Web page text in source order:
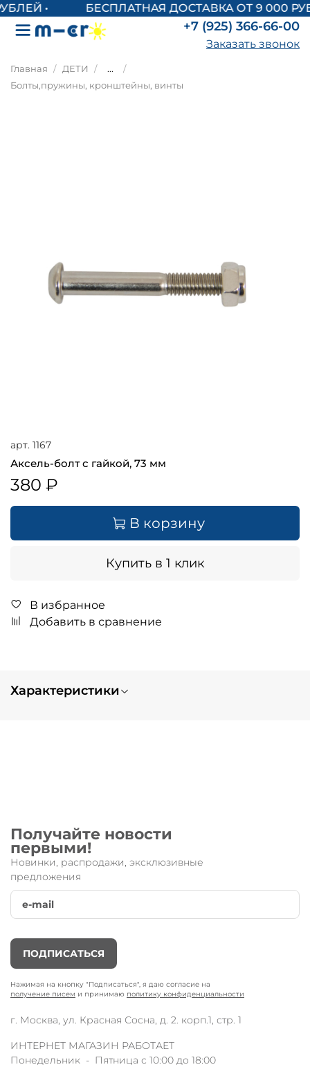
БЕСПЛАТНАЯ ДОСТАВКА ОТ 9 000
+7 (925) 366-66-00
Заказать звонок
Главная ДЕТИ
...
Болты,пружины, кронштейны, винты
арт. 1167
Аксель-болт с гайкой, 73 мм
380 ₽
В корзину
Купить в 1 клик
В избранное
Добавить в сравнение
Характеристики
Получайте новости
первыми!
Новинки, распродажи, эксклюзивные
предложения
ПОДПИСАТЬСЯ
Нажимая на кнопку "Подписаться", я даю согласие на
получение писем и принимаю политику конфиденциальности
г. Москва, ул. Красная Сосна, д. 2. корп.1, стр. 1
ИНТЕРНЕТ МАГАЗИН РАБОТАЕТ
Понедельник - Пятница с 10:00 до 18:00